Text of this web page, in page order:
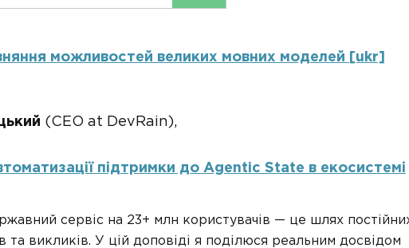
можливостей великих мовних моделей [ukr]
(СЕО at DevRain),
підтримки до Agentic State в екосистемі
сервіс на 23+ млн користувачів — це шлях
та викликів. У цій доповіді я поділюся реальним досвідом